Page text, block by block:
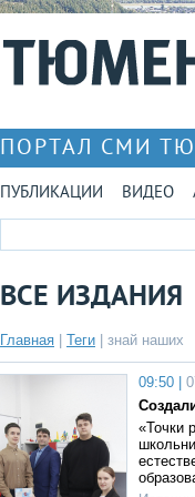
ПОРТАЛ СМИ
ПУБЛИКАЦИИ ВИДЕО
ВСЕ ИЗДАНИЯ
Главная Теги | знай наших
09:50 |
«Точки